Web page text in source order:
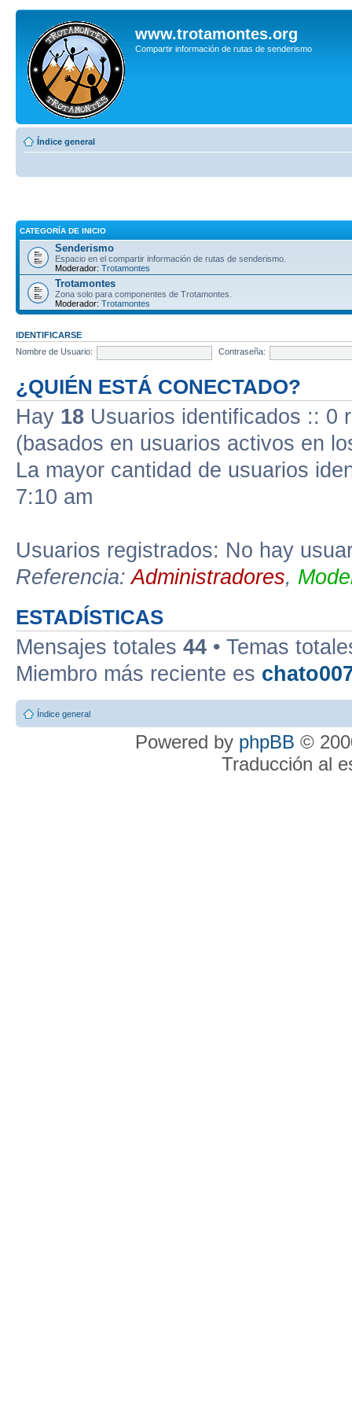
www.trotamontes.org
Compartir información de rutas de senderismo
Índice general
CATEGORÍA DE INICIO
Senderismo
Espacio en el compartir información de rutas de senderismo.
Moderador: Trotamontes
Trotamontes
Zona solo para componentes de Trotamontes.
Moderador: Trotamontes
IDENTIFICARSE
Nombre de Usuario:
Contraseña:
¿QUIÉN ESTÁ CONECTADO?
Hay 18 Usuarios identificados :: 0
(basados en usuarios activos en
La mayor cantidad de usuarios
7:10 am
Usuarios registrados: No hay
Referencia:Administradores,
ESTADÍSTICAS
Mensajes totales 44 • Temas
Miembro más reciente es
Índice general
Powered by phpBB ©
Traducción al